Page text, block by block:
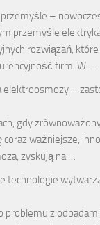
–
przemyśle
rozwiązań, które
firm. W …
elektroosmozy –
gdy
ważniejsze,
zyskują na …
technologie
problemu z